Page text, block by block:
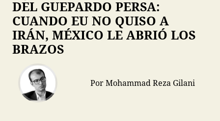
DEL GUEPARDO PERSA:
CUANDO EU NO QUISO A
IRÁN, MÉXICO LE ABRIÓ LOS
BRAZOS
Por Mohammad Reza Gilani